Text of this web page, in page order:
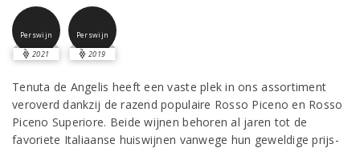
Perswijn
2021
Perswijn
2019
Tenuta de Angelis heeft een vaste plek in ons assortiment
veroverd dankzij de razend populaire Rosso Piceno en Rosso
Piceno Superiore. Beide wijnen behoren al jaren tot de
favoriete Italiaanse huiswijnen vanwege hun geweldige prijs-